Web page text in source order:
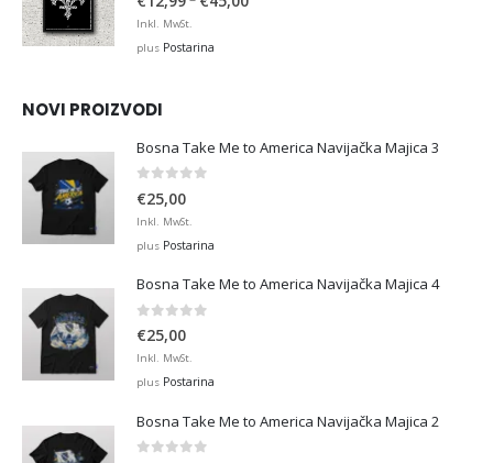
Inkl. MwSt.
plus Postarina
NOVI PROIZVODI
Bosna Take Me to America Navijačka Majica 3
€25,00
Inkl. MwSt.
plus Postarina
Bosna Take Me to America Navijačka Majica 4
0 out of 5
€25,00
Inkl. MwSt.
plus Postarina
Bosna Take Me to America Navijačka Majica 2